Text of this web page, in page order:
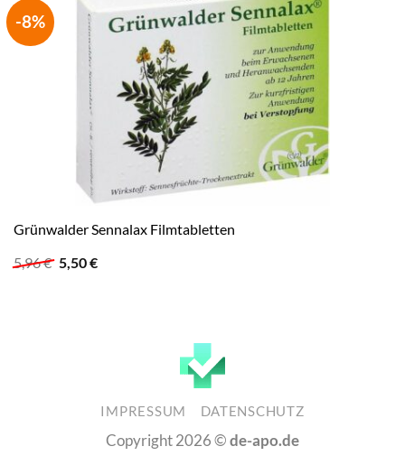
-8%
Grünwalder Sennalax Filmtabletten
5,96€ Ursprünglicher
5,50€Aktueller
IMPRESSUM DATENSCHUTZ
Copyright 2026 ©de-apo.de